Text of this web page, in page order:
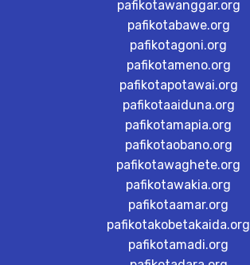
pafikotawanggar.org
pafikotabawe.org
pafikotagoni.org
pafikotameno.org
pafikotapotawai.org
pafikotaaiduna.org
pafikotamapia.org
pafikotaobano.org
pafikotawaghete.org
pafikotawakia.org
pafikotaamar.org
pafikotakobetakaida.org
pafikotamadi.org